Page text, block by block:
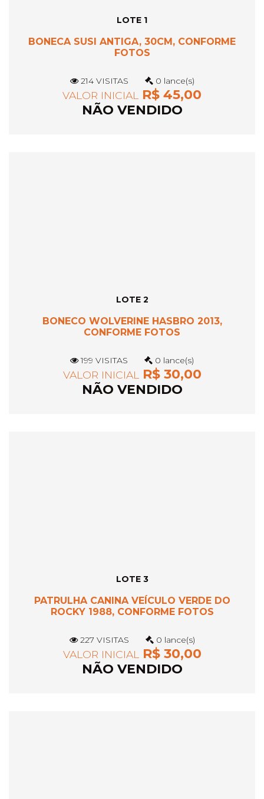
LOTE 1
BONECA SUSI ANTIGA, 30CM, CONFORME
FOTOS
214 VISITAS 0 lance(s)
VALOR INICIAL
R$ 45,00
NÃO VENDIDO
LOTE 2
BONECO WOLVERINE HASBRO 2013,
CONFORME FOTOS
199 VISITAS 0 lance(s)
VALOR INICIAL R$ 30,00
NÃO VENDIDO
LOTE 3
PATRULHA CANINA VEÍCULO VERDE DO
ROCKY 1988, CONFORME FOTOS
227 VISITAS 0 lance(s)
VALOR INICIAL R$ 30,00
NÃO VENDIDO